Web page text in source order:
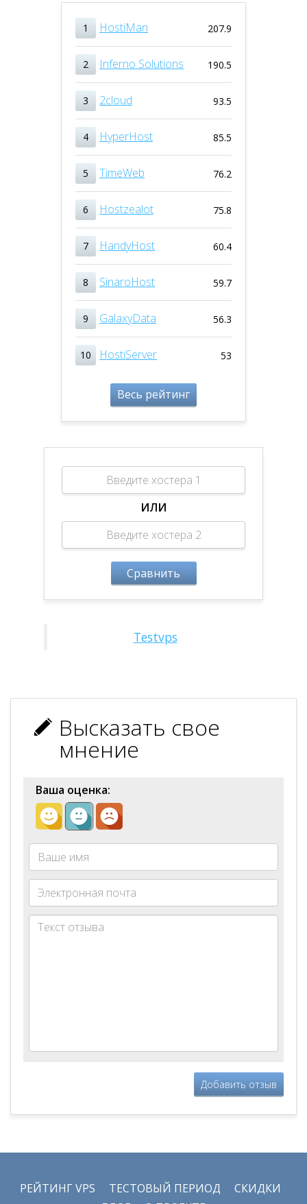
207.9
1 HostiMan
190.5
2 Inferno Solutions
93.5
3 2cloud
85.5
4 HyperHost
76.2
5 TimeWeb
75.8
6 Hostzealot
60.4
7 HandyHost
59.7
8 SinaroHost
56.3
9 GalaxyData
53
10 HostiServer
Весь рейтинг
ИЛИ
Сравнить
Testvps
Высказать свое
мнение
Ваша оценка:
Добавить отзыв
РЕЙТИНГ VPS ТЕСТОВЫЙ ПЕРИОД
СКИДКИ